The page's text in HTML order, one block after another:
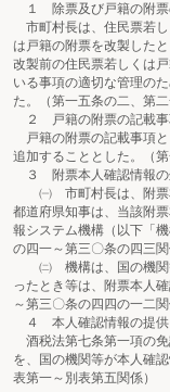
１ 除票及び戸籍の附票
市町村長は、住民票若し
は戸籍の附票を改製した
改製前の住民票若しくは
いる事項の適切な管理の
た。（第一五条の二、第
２ 戸籍の附票の記載事
戸籍の附票の記載事項
追加することとした。（第
３ 附票本人確認情報の
㈠ 市町村長は、附票本
都道府県知事は、当該附
報システム機構（以下「
の四一～第三〇条の四三関
㈡ 機構は、国の機関等
ったとき等は、附票本人
～第三〇条の四四の一二関
４ 本人確認情報の提供
酒税法第七条第一項の
を、国の機関等が本人確
表第一～別表第五関係）